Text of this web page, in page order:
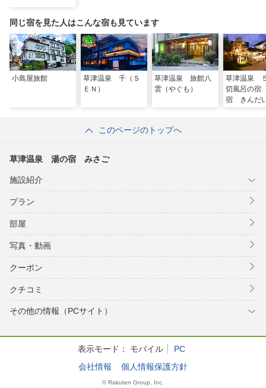
同じ宿を見た人はこんな宿も見ています
小島屋旅館
草津温泉 千（Ｓ
ＥＮ）
草津温泉 旅館八
雲（やぐも）
草津温泉
切風呂の
宿 きんだ
このページのトップへ
草津温泉 湯の宿 みさご
施設紹介
プラン
部屋
写真・動画
クーポン
クチコミ
その他の情報（PCサイト）
表示モード： モバイル
PC
会社情報
個人情報保護方針
© Rakuten Group, Inc.